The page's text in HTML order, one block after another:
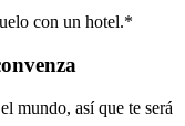
con un hotel.*
mundo, así que te será